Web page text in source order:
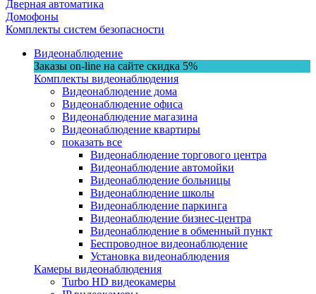
Дверная автоматика
Домофоны
Комплекты систем безопасности
Видеонаблюдение
Заказы on-line на сaйте скидка 5%
Комплекты видеонаблюдения
Видеонаблюдение дома
Видеонаблюдение офиса
Видеонаблюдение магазина
Видеонаблюдение квартиры
показать все
Видеонаблюдение торгового центра
Видеонаблюдение автомойки
Видеонаблюдение больницы
Видеонаблюдение школы
Видеонаблюдение паркинга
Видеонаблюдение бизнес-центра
Видеонаблюдение в обменный пункт
Беспроводное видеонаблюдение
Установка видеонаблюдения
Камеры видеонаблюдения
Turbo HD видеокамеры